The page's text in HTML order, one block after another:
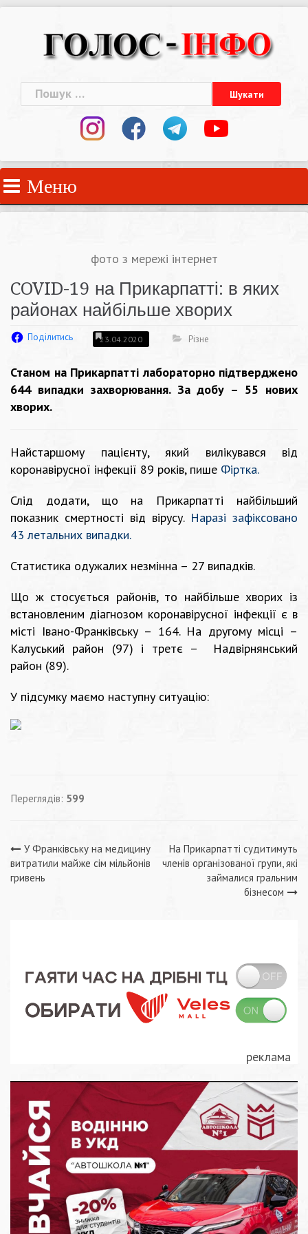
Пошук:
Меню
фото з мережі інтернет
COVID-19 на Прикарпатті: в яких
районах найбільше хворих
Поділитись 23.04.2020 Різне
Станом на Прикарпатті лабораторно підтверджено
644 випадки захворювання. За добу – 55 нових
хворих.
Найстаршому пацієнту, який вилікувався від
коронавірусної інфекції 89 років, пише Фіртка.
Слід додати, що на Прикарпатті найбільший
показник смертності від вірусу. Наразі зафіксовано
43 летальних випадки.
Статистика одужалих незмінна – 27 випадків.
Що ж стосується районів, то найбільше хворих із
встановленим діагнозом коронавірусної інфекції є в
місті Івано-Франківську – 164. На другому місці –
Калуський район (97) і третє – Надвірнянський
район (89).
У підсумку маємо наступну ситуацію:
Переглядів: 599
Навігація
записів
У Франківську на медицину
витратили майже сім мільйонів
гривень
На Прикарпатті судитимуть
членів організованої групи, які
займалися гральним
бізнесом